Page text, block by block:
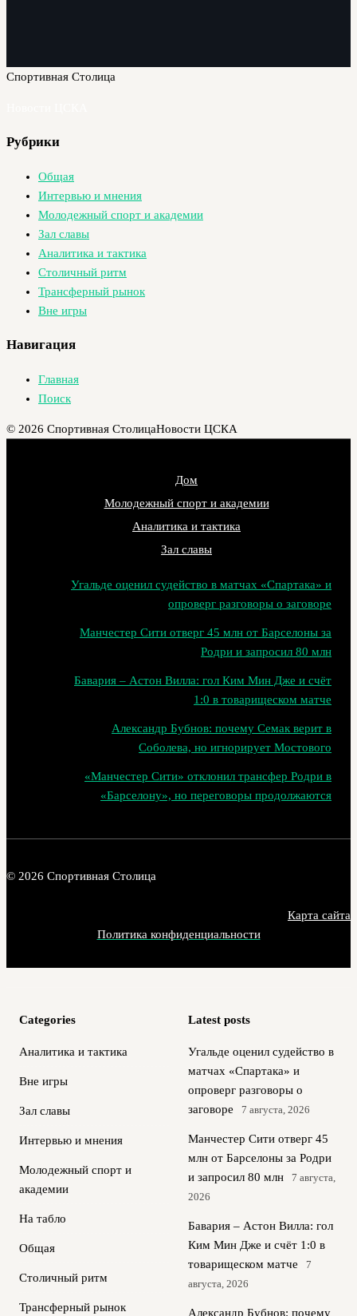
Спортивная Столица
Рубрики
Общая
Интервью и мнения
Молодежный спорт и академии
Зал славы
Аналитика и тактика
Столичный ритм
Трансферный рынок
Вне игры
Навигация
Главная
Поиск
© 2026 Спортивная СтолицаНовости ЦСКА
Дом
Молодежный спорт и академии
Аналитика и тактика
Зал славы
Угальде оценил судейство в матчах «Спартака» и
опроверг разговоры о заговоре
Манчестер Сити отверг 45 млн от Барселоны за
Родри и запросил 80 млн
Бавария – Астон Вилла: гол Ким Мин Дже и счёт
1:0 в товарищеском матче
Александр Бубнов: почему Семак верит в
Соболева, но игнорирует Мостового
«Манчестер Сити» отклонил трансфер Родри в
«Барселону», но переговоры продолжаются
© 2026 Спортивная Столица
Карта сайта
Политика конфиденциальности
Categories
Аналитика и тактика
Вне игры
Зал славы
Интервью и мнения
Молодежный спорт и
академии
На табло
Общая
Столичный ритм
Трансферный рынок
Latest posts
Угальде оценил судейство в
матчах «Спартака» и
опроверг разговоры о
заговоре
7 августа, 2026
Манчестер Сити отверг 45
млн от Барселоны за Родри
и запросил 80 млн
7 августа,
2026
Бавария – Астон Вилла: гол
Ким Мин Дже и счёт 1:0 в
товарищеском матче
7
августа, 2026
Александр Бубнов: почему